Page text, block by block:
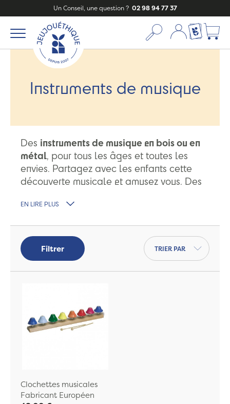
Un Conseil, une question ? 02 98 94 77 37
Mon compte
Ma liste
Instruments de musique
Des instruments de musique en bois ou en
métal, pour tous les âges et toutes les
envies. Partagez avec les enfants cette
découverte musicale et amusez vous. Des
EN LIRE PLUS
Filtrer
Trier par
Clochettes musicales
Fabricant Européen